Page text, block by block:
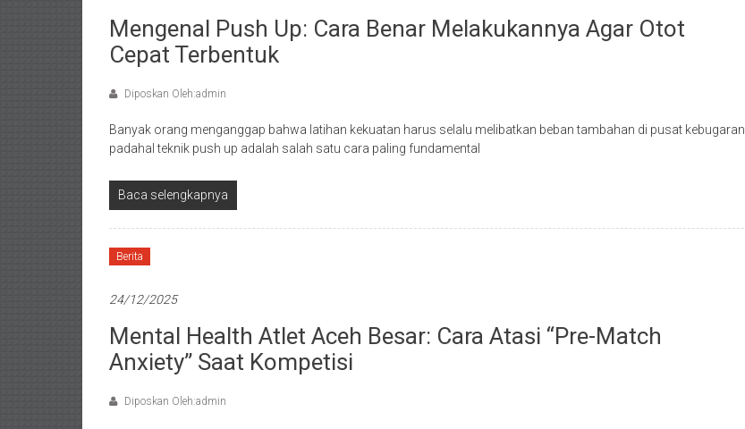
Mengenal Push Up: Cara Benar Melakukannya Agar Otot
Cepat Terbentuk
Diposkan Oleh:admin
Banyak orang menganggap bahwa latihan kekuatan harus selalu melibatkan beban tambahan di pusat kebugaran,
padahal teknik push up adalah salah satu cara paling fundamental
Baca selengkapnya
Berita
24/12/2025
Mental Health Atlet Aceh Besar: Cara Atasi “Pre-Match
Anxiety” Saat Kompetisi
Diposkan Oleh:admin